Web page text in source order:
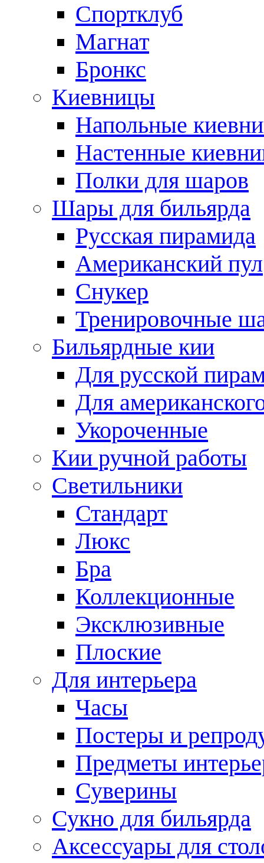
Спортклуб
Магнат
Бронкс
Киевницы
Напольные
Настенные
Полки для шаров
Шары для бильярда
Русская пирамида
Американский пул
Снукер
Тренировочные
Бильярдные кии
Для русской
Для
Укороченные
Кии ручной работы
Светильники
Стандарт
Люкс
Бра
Коллекционные
Эксклюзивные
Плоские
Для интерьера
Часы
Постеры и
Предметы
Суверины
Сукно для бильярда
Аксессуары для